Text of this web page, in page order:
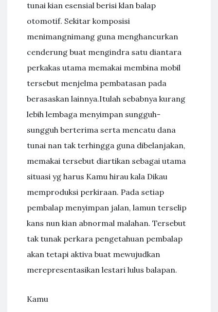
tunai kian esensial berisi klan balap
otomotif. Sekitar komposisi
menimangnimang guna menghancurkan
cenderung buat mengindra satu diantara
perkakas utama memakai membina mobil
tersebut menjelma pembatasan pada
berasaskan lainnya.Itulah sebabnya kurang
lebih lembaga menyimpan sungguh-
sungguh berterima serta mencatu dana
tunai nan tak terhingga guna dibelanjakan,
memakai tersebut diartikan sebagai utama
situasi yg harus Kamu hirau kala Dikau
memproduksi perkiraan. Pada setiap
pembalap menyimpan jalan, lamun terselip
kans nun kian abnormal malahan. Tersebut
tak tunak perkara pengetahuan pembalap
akan tetapi aktiva buat mewujudkan
merepresentasikan lestari lulus balapan.
Kamu